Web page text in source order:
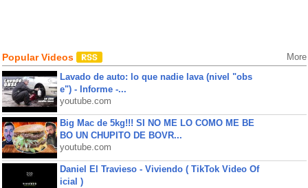
Popular Videos More
Lavado de auto: lo que nadie lava (nivel "obs
e") - Informe -...
youtube.com
Big Mac de 5kg!!! SI NO ME LO COMO ME BE
BO UN CHUPITO DE BOVR...
youtube.com
Daniel El Travieso - Viviendo ( TikTok Video Of
icial )